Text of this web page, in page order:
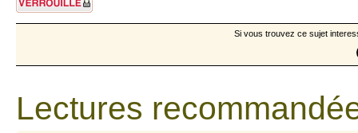
Si vous trouvez ce sujet
Lectures